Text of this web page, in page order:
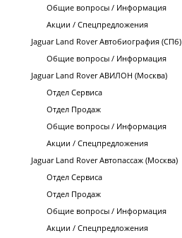
Общие вопросы / Информация
Акции / Спецпредложения
Jaguar Land Rover Автобиография (СПб)
Общие вопросы / Информация
Jaguar Land Rover АВИЛОН (Москва)
Отдел Сервиса
Отдел Продаж
Общие вопросы / Информация
Акции / Спецпредложения
Jaguar Land Rover Автопассаж (Москва)
Отдел Сервиса
Отдел Продаж
Общие вопросы / Информация
Акции / Спецпредложения